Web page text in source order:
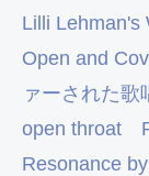
Lilli Lehman's
Open and
ァーされた歌
open throat
Resonance